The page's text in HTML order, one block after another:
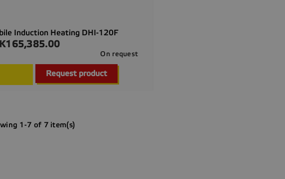
Induction Heating DHI-120F
On request
Request product
Quick view
1-7 of 7 item(s)